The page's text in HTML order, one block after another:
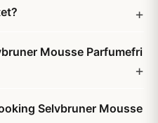
Mousse Parfumefri
Selvbruner Mousse